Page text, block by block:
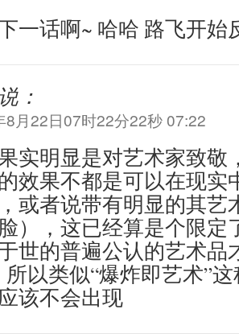
一话啊~ 哈哈 路飞开始
说：
8月22日07时22分22秒 07:22
实明显是对艺术家致敬
效果不都是可以在现实
或者说带有明显的其艺
），这已经算是个限定
世的普遍公认的艺术品
所以类似“爆炸即艺术”
该不会出现